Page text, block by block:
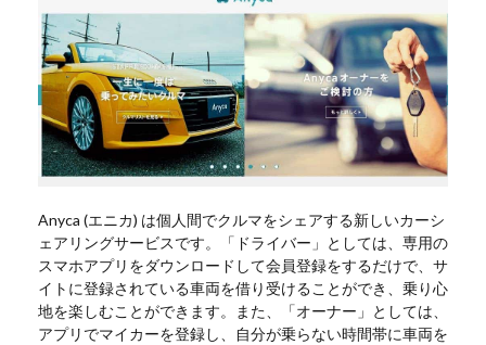
Anyca (エニカ) は個人間でクルマをシェアする新しいカーシ
ェアリングサービスです。「ドライバー」としては、専用の
スマホアプリをダウンロードして会員登録をするだけで、サ
イトに登録されている車両を借り受けることができ、乗り心
地を楽しむことができます。また、「オーナー」としては、
アプリでマイカーを登録し、自分が乗らない時間帯に車両を